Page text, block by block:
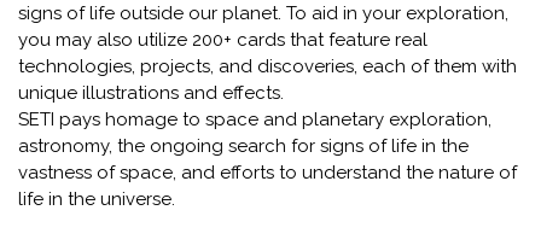
signs of life outside our planet. To aid in your exploration,
you may also utilize 200+ cards that feature real
technologies, projects, and discoveries, each of them with
unique illustrations and effects.
SETI pays homage to space and planetary exploration,
astronomy, the ongoing search for signs of life in the
vastness of space, and efforts to understand the nature of
life in the universe.